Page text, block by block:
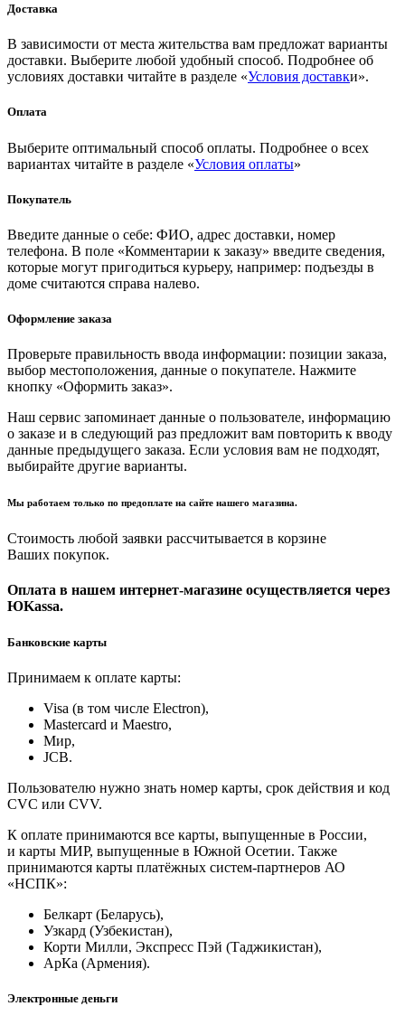
Доставка
В зависимости от места жительства вам предложат варианты
доставки. Выберите любой удобный способ. Подробнее об
условиях доставки читайте в разделе «Условия доставки».
Оплата
Выберите оптимальный способ оплаты. Подробнее о всех
вариантах читайте в разделе «Условия оплаты»
Покупатель
Введите данные о себе: ФИО, адрес доставки, номер
телефона. В поле «Комментарии к заказу» введите сведения,
которые могут пригодиться курьеру, например: подъезды в
доме считаются справа налево.
Оформление заказа
Проверьте правильность ввода информации: позиции заказа,
выбор местоположения, данные о покупателе. Нажмите
кнопку «Оформить заказ».
Наш сервис запоминает данные о пользователе, информацию
о заказе и в следующий раз предложит вам повторить к вводу
данные предыдущего заказа. Если условия вам не подходят,
выбирайте другие варианты.
Мы работаем только по предоплате на сайте нашего магазина.
Стоимость любой заявки рассчитывается в корзине
Ваших покупок.
Оплата в нашем интернет-магазине осуществляется через
ЮKassa.
Банковские карты
Принимаем к оплате карты:
Visa (в том числе Electron),
Masterсard и Maestro,
Мир,
JCB.
Пользователю нужно знать номер карты, срок действия и код
CVC или CVV.
К оплате принимаются все карты, выпущенные в России,
и карты МИР, выпущенные в Южной Осетии. Также
принимаются карты платёжных систем-партнеров АО
«НСПК»:
Белкарт (Беларусь),
Узкард (Узбекистан),
Корти Милли, Экспресс Пэй (Таджикистан),
АрКа (Армения).
Электронные деньги